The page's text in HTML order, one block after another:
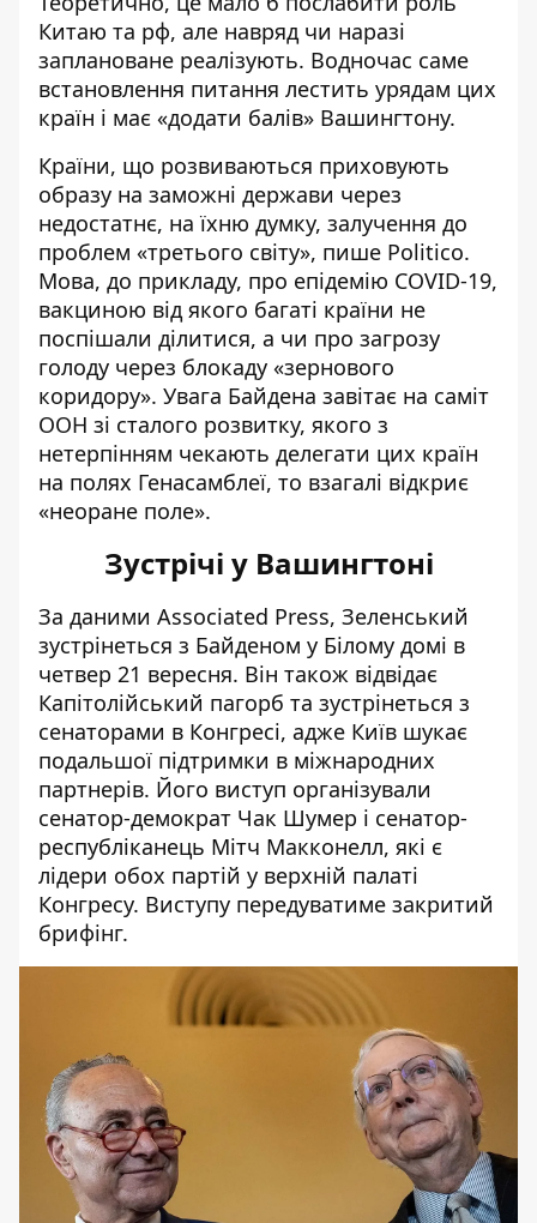
Китаю та рф, але навряд чи наразі
заплановане реалізують. Водночас саме
встановлення питання лестить урядам цих
країн і має «додати балів» Вашингтону.
Країни, що розвиваються приховують
образу на заможні держави через
недостатнє, на їхню думку, залучення до
проблем «третього світу», пише Politico.
Мова, до прикладу, про епідемію COVID-19,
вакциною від якого багаті країни не
поспішали ділитися, а чи про загрозу
голоду через блокаду «зернового
коридору». Увага Байдена завітає на саміт
ООН зі сталого розвитку, якого з
нетерпінням чекають делегати цих країн
на полях Генасамблеї, то взагалі відкриє
«неоране поле».
Зустрічі у Вашингтоні
За даними Associated Press, Зеленський
зустрінеться з Байденом у Білому домі в
четвер 21 вересня. Він також відвідає
Капітолійський пагорб та зустрінеться з
сенаторами в Конгресі, адже Київ шукає
подальшої підтримки в міжнародних
партнерів. Його виступ організували
сенатор-демократ Чак Шумер і сенатор-
республіканець Мітч Макконелл, які є
лідери обох партій у верхній палаті
Конгресу. Виступу передуватиме закритий
брифінг.